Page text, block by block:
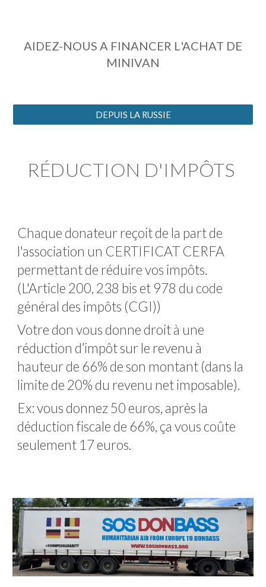
AIDEZ-NOUS A FINANCER L'ACHAT DE
MINIVAN
DEPUIS LA RUSSIE
RÉDUCTION D'IMPÔTS
Chaque donateur reçoit de la part de
l'association un CERTIFICAT CERFA
permettant de réduire vos impôts.
(L'Article 200, 238 bis et 978 du code
général des impôts (CGI))
Votre don vous donne droit à une
réduction d’impôt sur le revenu à
hauteur de 66% de son montant (dans la
limite de 20% du revenu net imposable).
Ex: vous donnez 50 euros, après la
déduction fiscale de 66%, ça vous coûte
seulement 17 euros.